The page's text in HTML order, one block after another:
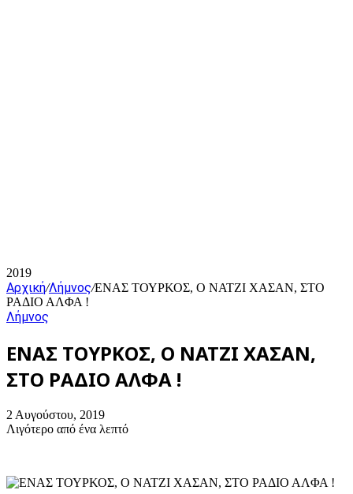
2019
Αρχική/Λήμνος/ΕΝΑΣ ΤΟΥΡΚΟΣ, Ο ΝΑΤΖΙ ΧΑΣΑΝ, ΣΤΟ
ΡΑΔΙΟ ΑΛΦΑ !
Λήμνος
ΕΝΑΣ ΤΟΥΡΚΟΣ, Ο ΝΑΤΖΙ ΧΑΣΑΝ,
ΣΤΟ ΡΑΔΙΟ ΑΛΦΑ !
2 Αυγούστου, 2019
Λιγότερο από ένα λεπτό